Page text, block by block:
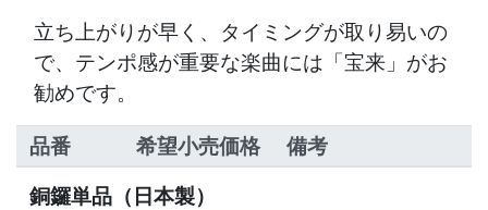
立ち上がりが早く、タイミングが取り易いの
で、テンポ感が重要な楽曲には「宝来」がお
勧めです。
品番 希望小売価格
備考
銅鑼単品（日本製）